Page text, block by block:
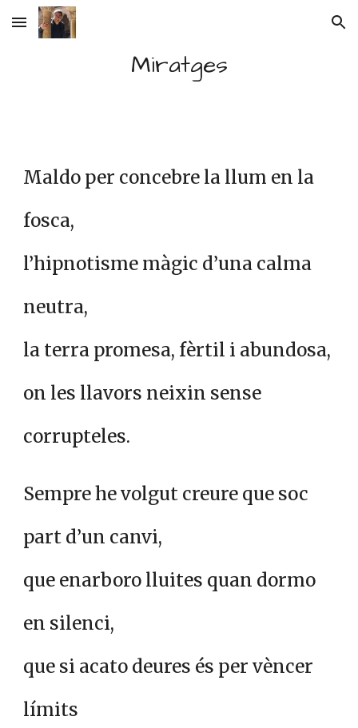
Skip to main content Skip to navigation
Miratges
Maldo per concebre la llum en la
fosca,
l’hipnotisme màgic d’una calma
neutra,
la terra promesa, fèrtil i abundosa,
on les llavors neixin sense
corrupteles.
Sempre he volgut creure que soc
part d’un canvi,
que enarboro lluites quan dormo
en silenci,
que si acato deures és per vèncer
límits